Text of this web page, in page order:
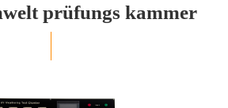
prüfungs kammer